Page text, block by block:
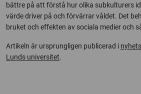
bättre på att förstå hur olika subkulturers
värde driver på och förvärrar våldet. Det
bruket och effekten av sociala medier och
Artikeln är ursprungligen publicerad i
Lunds universitet.